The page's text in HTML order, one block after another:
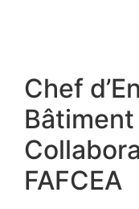
Chef
FAFCEA